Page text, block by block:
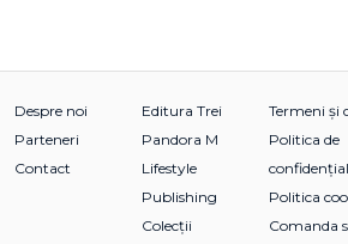
Despre noi
Parteneri
Contact
Editura Trei
Pandora M
Lifestyle
Publishing
Colecții
Termeni și
Politica de
Politica
Comanda